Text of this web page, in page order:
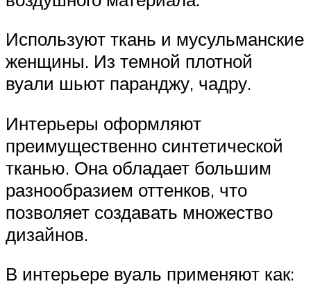
Используют ткань и мусульманские
женщины. Из темной плотной
вуали шьют паранджу, чадру.
Интерьеры оформляют
преимущественно синтетической
тканью. Она обладает большим
разнообразием оттенков, что
позволяет создавать множество
дизайнов.
В интерьере вуаль применяют как: